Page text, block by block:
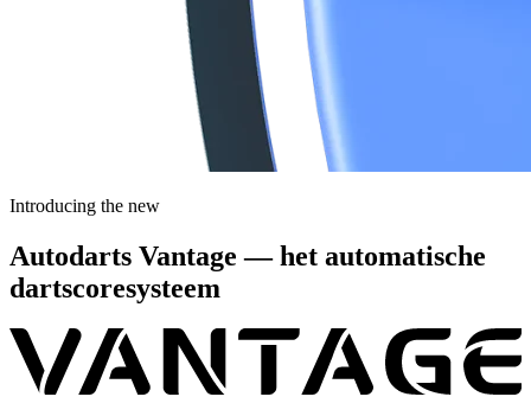
Introducing the new
Autodarts Vantage — het automatische
dartscoresysteem